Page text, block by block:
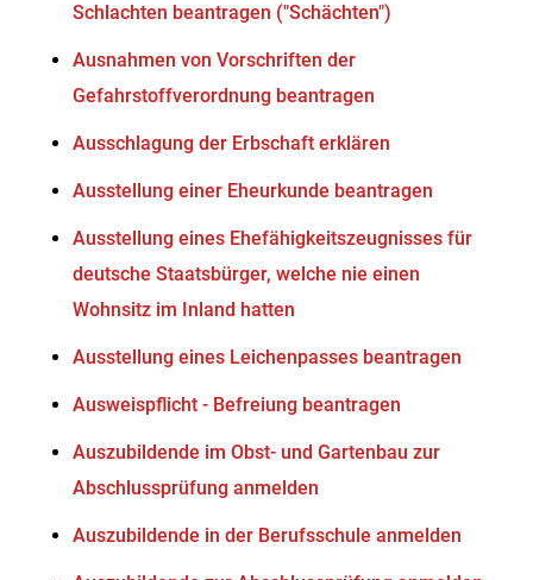
Schlachten beantragen ("Schächten")
Ausnahmen von Vorschriften der
Gefahrstoffverordnung beantragen
Ausschlagung der Erbschaft erklären
Ausstellung einer Eheurkunde beantragen
Ausstellung eines Ehefähigkeitszeugnisses für
deutsche Staatsbürger, welche nie einen
Wohnsitz im Inland hatten
Ausstellung eines Leichenpasses beantragen
Ausweispflicht - Befreiung beantragen
Auszubildende im Obst- und Gartenbau zur
Abschlussprüfung anmelden
Auszubildende in der Berufsschule anmelden